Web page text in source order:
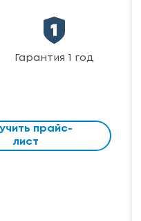
Гарантия 1 год
прайс-
лист